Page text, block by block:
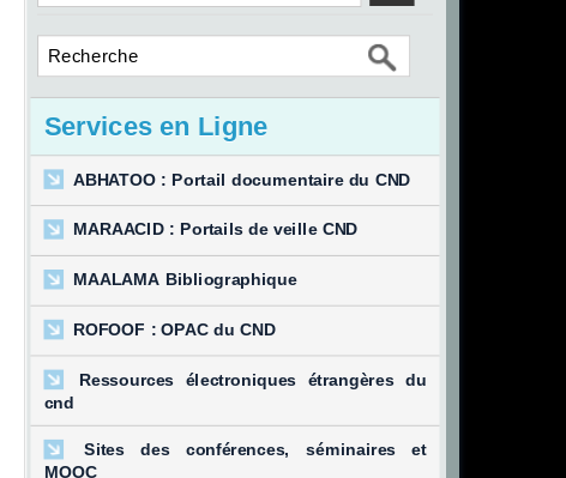
Services en Ligne
ABHATOO : Portail documentaire du CND
MARAACID : Portails de veille CND
MAALAMA Bibliographique
ROFOOF : OPAC du CND
Ressources électroniques étrangères du
cnd
Sites des conférences, séminaires et
MOOC